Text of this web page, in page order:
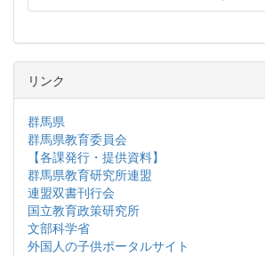
リンク
群馬県
群馬県教育委員会
【各課発行・提供資料】
群馬県教育研究所連盟
連盟双書刊行会
国立教育政策研究所
文部科学省
外国人の子供ポータルサイト